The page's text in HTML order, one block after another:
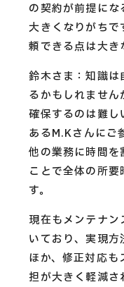
の契約が前提に
大きくなりがちで
頼できる点は大き
鈴木さま：知識
るかもしれませ
確保するのは難し
あるM.Kさんにご
他の業務に時間
ことで全体の所
す。
現在もメンテナ
いており、実現
ほか、修正対応も
担が大きく軽減